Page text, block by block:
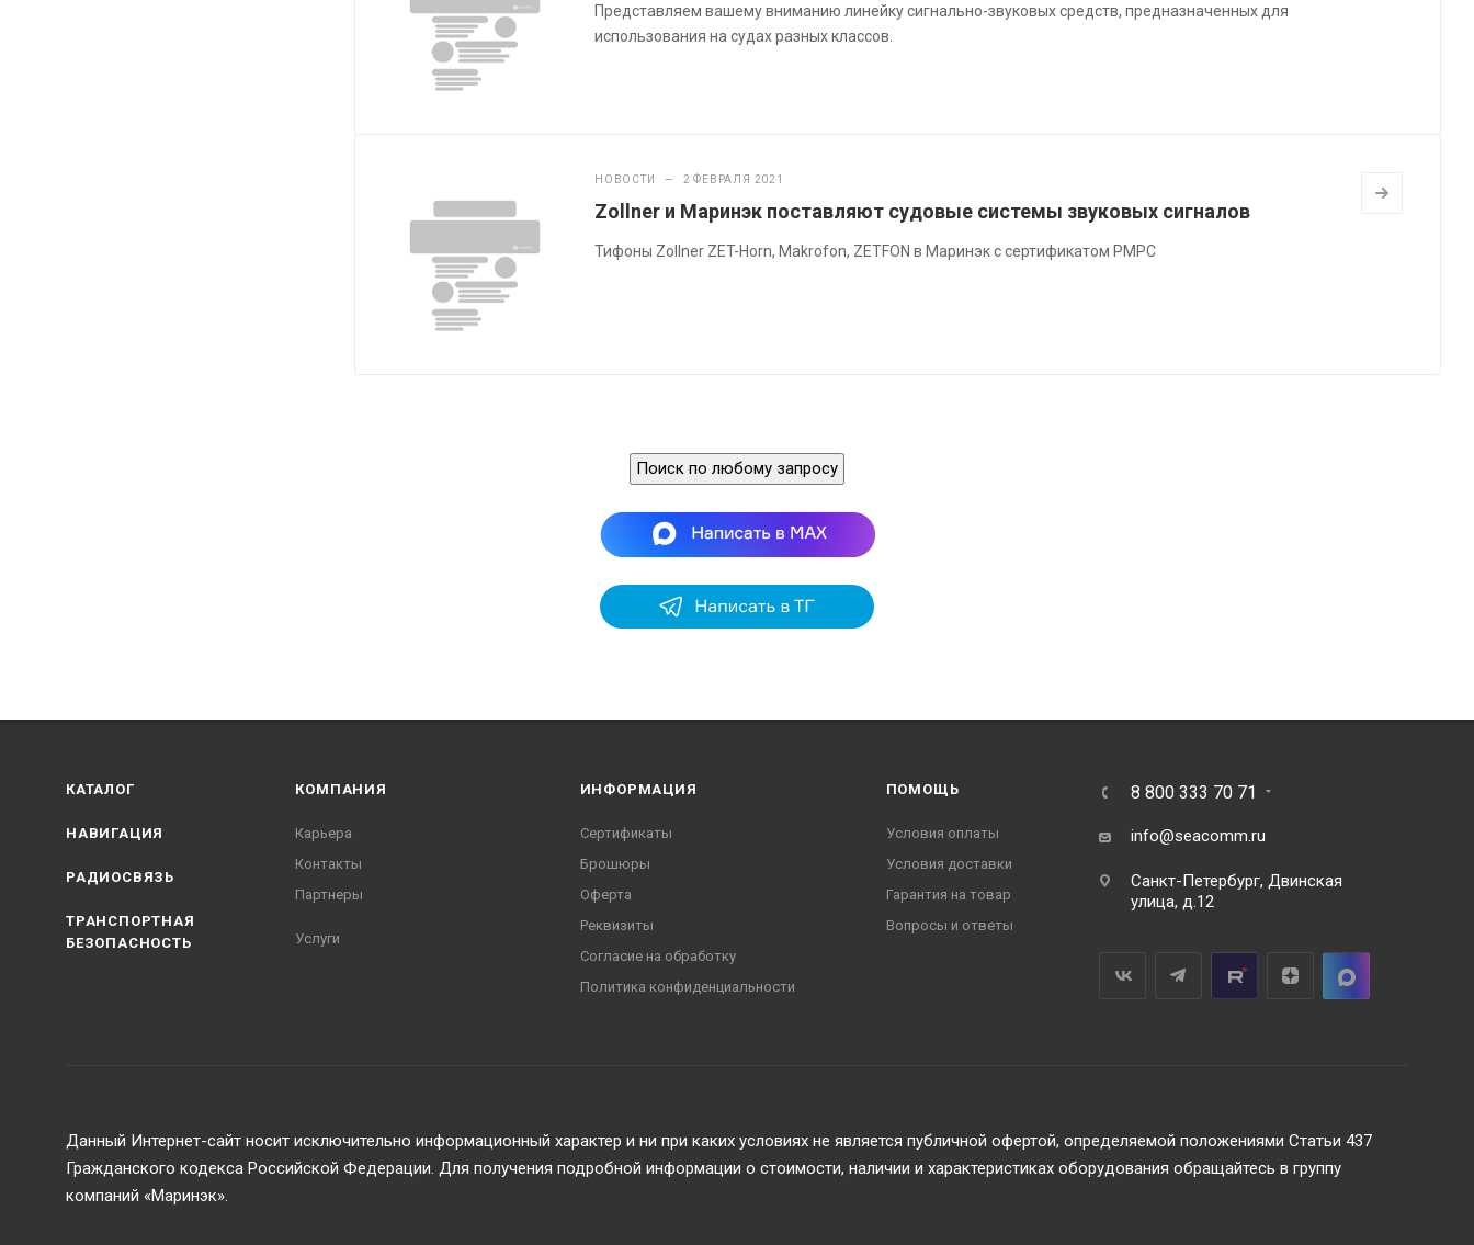
Представляем вашему вниманию линейку сигнально-звуковых средств, предназначенных для
использования на судах разных классов.
НОВОСТИ — 2 ФЕВРАЛЯ 2021
Zollner и Маринэк поставляют судовые системы звуковых сигналов
Тифоны Zollner ZET-Horn, Makrofon, ZETFON в Маринэк с сертификатом РМРС
Поиск по любому запросу
КАТАЛОГ
НАВИГАЦИЯ
РАДИОСВЯЗЬ
ТРАНСПОРТНАЯ
БЕЗОПАСНОСТЬ
КОМПАНИЯ
Карьера
Контакты
Партнеры
Услуги
ИНФОРМАЦИЯ
Сертификаты
Брошюры
Оферта
Реквизиты
Согласие на обработку
Политика конфиденциальности
ПОМОЩЬ
Условия оплаты
Условия доставки
Гарантия на товар
Вопросы и ответы
8 800 333 70 71
info@seacomm.ru
Санкт-Петербург, Двинская
улица, д.12
Данный Интернет-сайт носит исключительно информационный характер и ни при каких условиях не является публичной офертой, определяемой положениями Статьи 437
Гражданского кодекса Российской Федерации. Для получения подробной информации о стоимости, наличии и характеристиках оборудования обращайтесь в группу
компаний «Маринэк».